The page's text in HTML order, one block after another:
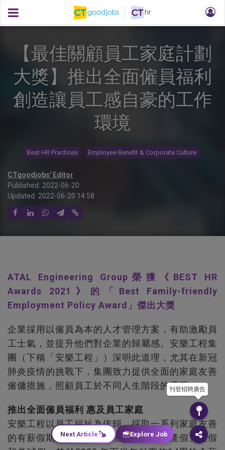
【最佳關顧員工家庭計劃
大獎】推出全面僱員福利
創造讓員工感自豪的工作
環境
Best HR Practices Employee Benefit & Corporate Culture
CTgoodjobs' Editor
Published: 2022-06-20
Updated: 2022-06-20 14:58
ATAL Engineering Group榮獲《BEST HR
Awards 2021》的「Best Family-friendly
Employment Policy Award」傑出大獎
企業採用以僱員為本的人才管理方案，有助激勵員
工士氣，並提升他們對企業的歸屬感。安樂工程集
團（下稱「安樂工程」）深明此道理，尤其在新冠
肺炎疫情的挑戰下，集團致力提供全面的家庭友善
僱傭措施，照顧員工於不同人生階段的需要。
推出全面僱員福利 惠及員工家庭
安樂工程以員工福祉為依歸，採取一系列家庭友善
的有薪假期安排，例如婚假、產假、陪產假、喪假
刊登招聘廣告
Next Article Explore Job